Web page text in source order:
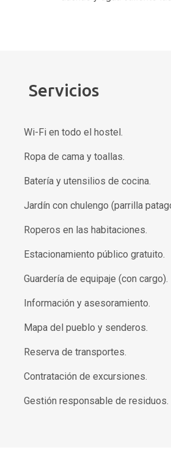
Servicios
Wi-Fi en todo el hostel.
Ropa de cama y toallas.
Batería y utensilios de cocina.
Jardín con chulengo (parrilla
Roperos en las habitaciones.
Estacionamiento público gratuito.
Guardería de equipaje (con cargo).
Información y asesoramiento.
Mapa del pueblo y senderos.
Reserva de transportes.
Contratación de excursiones.
Gestión responsable de residuos.